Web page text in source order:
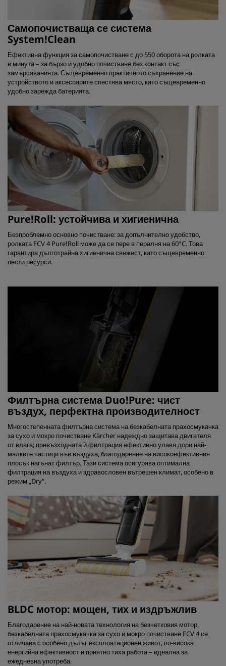
Самопочистваща се система
System!Clean
Ефективна функция за самопочистване с до 550 оборота на ролката
в минута – за бързо и удобно почистване без контакт със
замърсяванията. Същевременно практичното съхранение на
устройството и аксесоарите спестява място, като същевременно
удобно зарежда батерията.
Pure!Roll: устойчива и хигиенична
Безпроблемно основно почистване: за допълнително удобство,
ролката FCV 4 Pure!Roll може да се пере в пералня на 60°C. Това
гарантира дълготрайна хигиенична свежест, като същевременно
пести ресурси.
Филтърна система Duo!Pure: чист
въздух, перфектна производителност
Многостепенната филтърна система на безкабелната прахосмукачка
за сухо и мокро почистване Kärcher надеждно защитава двигателя
от влага; превъзходната ѝ филтрация ефективно улавя дори най-
малките частици във въздуха, благодарение на високоефективния
плосък нагънат филтър. Тази система осигурява оптимална
филтрация на въздуха и здравословен вътрешен климат, особено в
режим „Dry“.
BLDC мотор: мощен, тих и издръжлив
Благодарение на най-новата технология на безчетковия мотор,
безкабелната прахосмукачка за сухо и мокро почистване FCV 4 се
отличава с особено дълъг експлоатационен живот, по-висока
енергийна ефективност и приятно тиха работа – идеална за
ежедневна употреба.